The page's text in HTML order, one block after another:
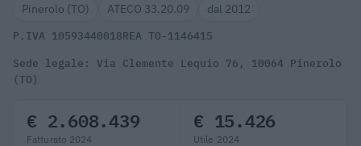
Pinerolo (TO)
ATECO 33.20.09 dal 2012
P.IVA 10593440018REA TO-1146415
Sede legale: Via Clemente Lequio 76, 10064 Pinerolo
(TO)
€ 2.608.439
Fatturato 2024
€ 15.426
Utile 2024